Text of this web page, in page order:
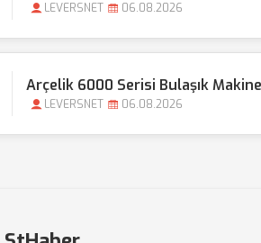
LEVERSNET 06.08.2026
Arçelik 6000 Serisi Bulaşık
LEVERSNET 06.08.2026